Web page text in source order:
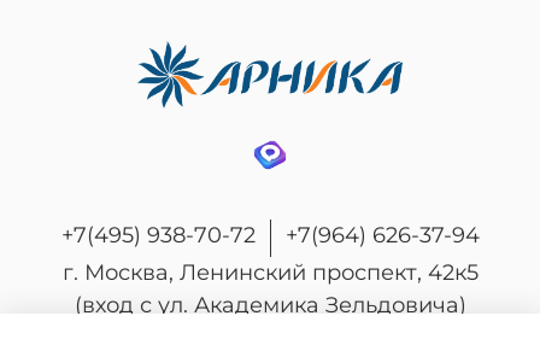
+7(495) 938-70-72
+7(964) 626-37-94
г. Москва, Ленинский проспект, 42к5
(вход с ул. Академика Зельдовича)